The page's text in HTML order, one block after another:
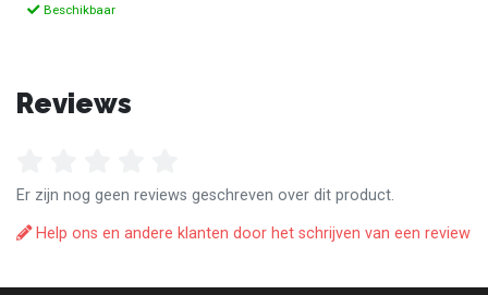
Beschikbaar
Reviews
Er zijn nog geen reviews geschreven over dit product.
Help ons en andere klanten door het schrijven van een review